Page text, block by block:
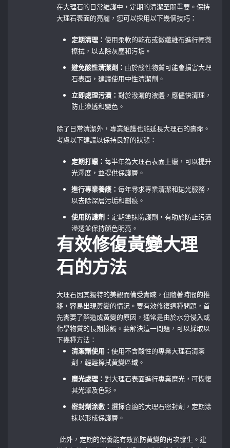
在大理石的日常維護中，定期的清潔至關重要。保持
大理石表面的亮麗，您可以採用以下幾個技巧：
定期清理：使用柔軟的乾布或微纖維布進行輕微
擦拭，以去除灰塵和污垢。
避免酸性清潔劑： 由於酸性物質可能會損害大理
石表面，建議使用中性清潔劑。
立即處理污漬：對於潑灑的液體，應儘快清理，
防止滲透和變色。
除了日常清潔外，專業維護也能延長大理石的壽命。
考慮以下建議以保持良好的狀態：
定期打蠟：每半年為大理石表面上蠟，可以提升
光澤度，並提供保護層。
進行專業養護：每年尋求專業清潔和拋光服務，
以去除深層污垢和劃痕。
使用防護劑： 定期塗抹防護劑，有助於防止污漬
滲透並保持顏色明亮。
有效修復黃變大理
石的方法
大理石因其獨特的美觀而備受青睞，但隨著時間的推
移，容易出現黃變的情況。要有效修復這種問題，首
先需要了解造成黃變的原因，通常是由於水分侵入或
化學物質的長期接觸。要解決這一問題，可以採取以
下幾種方法：
清潔劑使用：使用不含酸性的專業大理石清潔
劑，輕輕擦拭黃變區域。
磨光處理：對大理石表面進行專業磨光，可恢復
其光澤及色彩。
密封劑涂敷：選擇合適的大理石密封劑，定期涂
抹以形成保護層。
⁤ ‌ 此外，定期的保養能有效預防黃變的再次發生。建